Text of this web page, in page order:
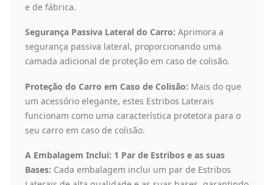
e de fábrica.
Segurança Passiva Lateral do Carro: Aprimora a
segurança passiva lateral, proporcionando uma
camada adicional de proteção em caso de colisão.
Proteção do Carro em Caso de Colisão: Mais do que
um acessório elegante, estes Estribos Laterais
funcionam como uma característica protetora para o
seu carro em caso de colisão.
A Embalagem Inclui: 1 Par de Estribos e as suas
Bases: Cada embalagem inclui um par de Estribos